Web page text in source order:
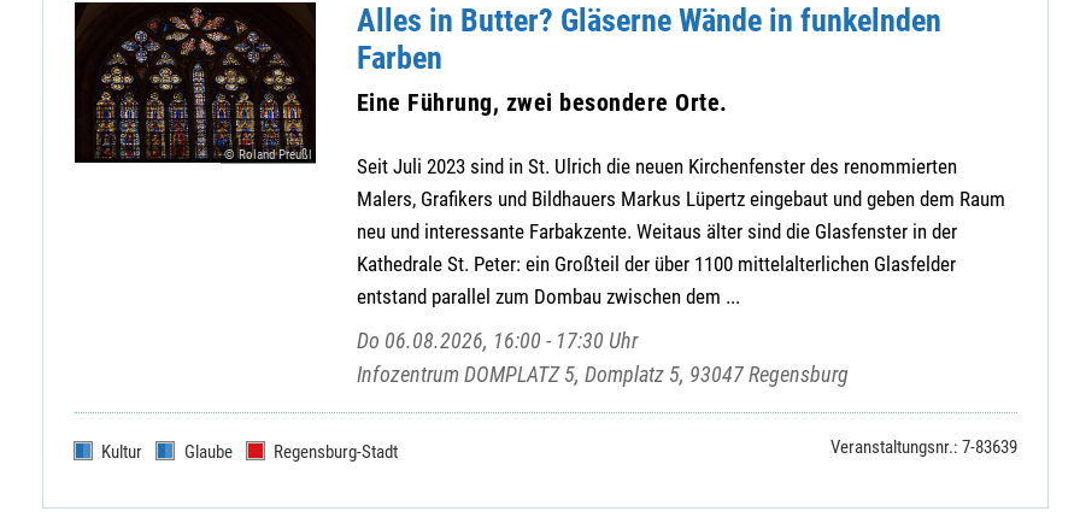
© Roland Preußl
Alles in Butter? Gläserne Wände in funkelnden
Farben
Eine Führung, zwei besondere Orte.
Seit Juli 2023 sind in St. Ulrich die neuen Kirchenfenster des renommierten
Malers, Grafikers und Bildhauers Markus Lüpertz eingebaut und geben dem Raum
neu und interessante Farbakzente. Weitaus älter sind die Glasfenster in der
Kathedrale St. Peter: ein Großteil der über 1100 mittelalterlichen Glasfelder
entstand parallel zum Dombau zwischen dem ...
Do 06.08.2026, 16:00 - 17:30 Uhr
Infozentrum DOMPLATZ 5, Domplatz 5, 93047 Regensburg
Kultur Glaube Regensburg-Stadt Veranstaltungsnr.: 7-83639